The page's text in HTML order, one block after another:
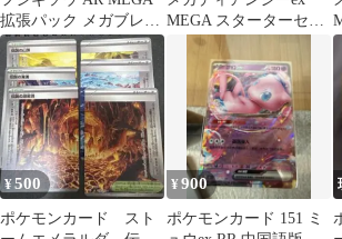
拡張パック メガブレイ
ブ 065/063
MEGA スターターセッ
トMEGA メガディアン
シーex…
¥500
ポケモンカード スト
¥900
ポケモンカード 151 ミ